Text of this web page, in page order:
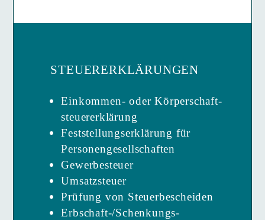
STEUERERKLÄRUNGEN
Einkommen- oder Körperschaft­
steuererklärung
Feststellungserklärung für
Personengesellschaften
Gewerbesteuer
Umsatzsteuer
Prüfung von Steuerbescheiden
Erbschaft-/­Schenkungs­